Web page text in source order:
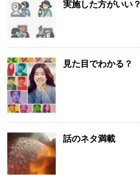
実施した方がいい？
見た目でわかる？
話のネタ満載